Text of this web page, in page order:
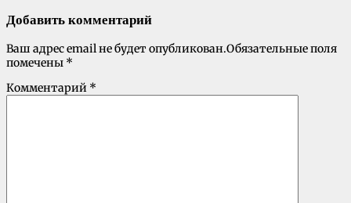
Добавить комментарий
Ваш адрес email не будет опубликован.Обязательные поля
помечены *
Комментарий *